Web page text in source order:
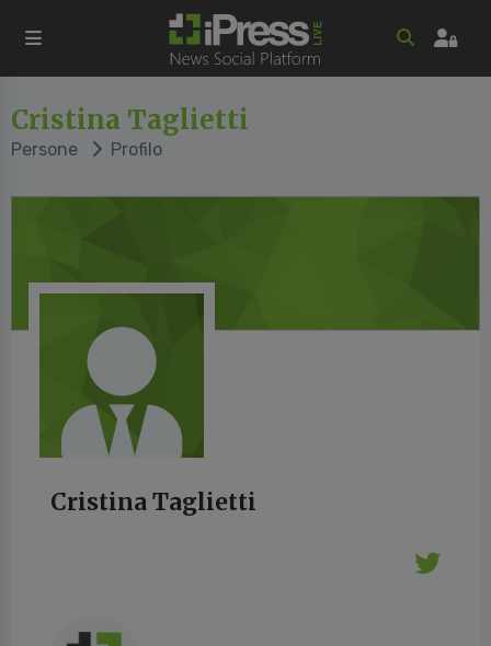
Cristina Taglietti
Persone Profilo
Cristina Taglietti